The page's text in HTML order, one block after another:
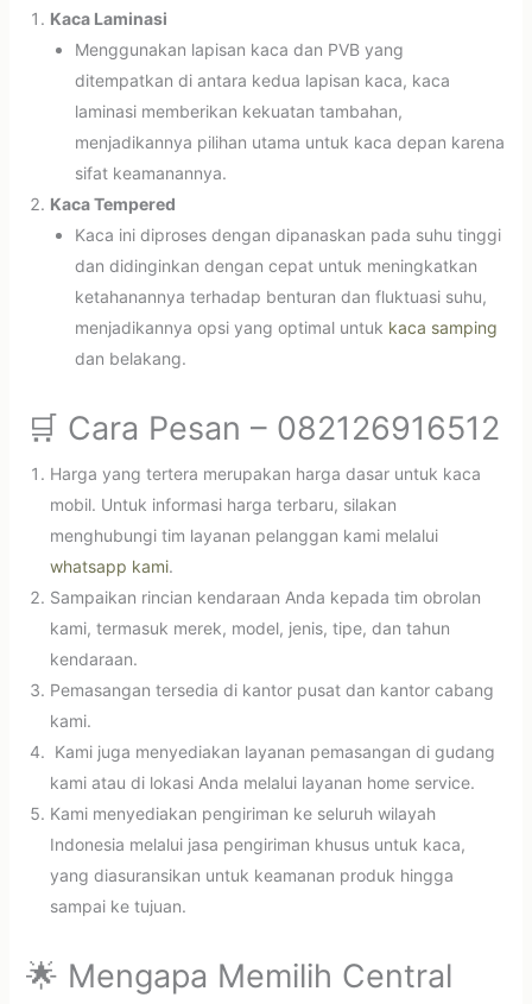
Kaca Laminasi
Menggunakan lapisan kaca dan PVB yang
ditempatkan di antara kedua lapisan kaca, kaca
laminasi memberikan kekuatan tambahan,
menjadikannya pilihan utama untuk kaca depan karena
sifat keamanannya.
Kaca Tempered
Kaca ini diproses dengan dipanaskan pada suhu tinggi
dan didinginkan dengan cepat untuk meningkatkan
ketahanannya terhadap benturan dan fluktuasi suhu,
menjadikannya opsi yang optimal untuk kaca samping
dan belakang.
🛒 Cara Pesan – 082126916512
Harga yang tertera merupakan harga dasar untuk kaca
mobil. Untuk informasi harga terbaru, silakan
menghubungi tim layanan pelanggan kami melalui
whatsapp kami.
Sampaikan rincian kendaraan Anda kepada tim obrolan
kami, termasuk merek, model, jenis, tipe, dan tahun
kendaraan.
Pemasangan tersedia di kantor pusat dan kantor cabang
kami.
Kami juga menyediakan layanan pemasangan di gudang
kami atau di lokasi Anda melalui layanan home service.
Kami menyediakan pengiriman ke seluruh wilayah
Indonesia melalui jasa pengiriman khusus untuk kaca,
yang diasuransikan untuk keamanan produk hingga
sampai ke tujuan.
🌟 Mengapa Memilih Central